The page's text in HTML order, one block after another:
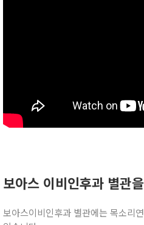
보아스 이비인후과 별관
보아스이비인후과 별관에는 목소리